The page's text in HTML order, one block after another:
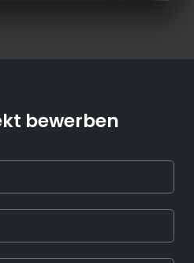
bewerben